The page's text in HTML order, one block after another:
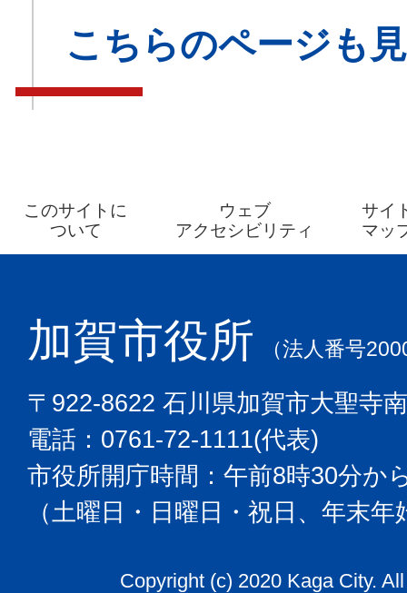
こちらのページも
このサイトに
ついて
ウェブ
アクセシビリティ
サイ
マッ
加賀市役所 （法人番号
〒922-8622 石川県加賀市大聖寺
電話：0761-72-1111(代表)
市役所開庁時間：午前8時30分か
（土曜日・日曜日・祝日、年末
Copyright (c) 2020 Kaga City.